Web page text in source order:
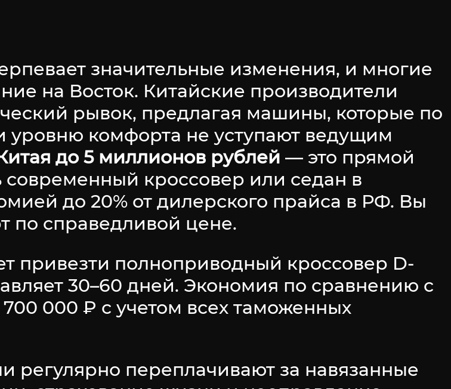
значительные изменения, и многие
на Восток. Китайские производители
рывок, предлагая машины, которые по
уровню комфорта не уступают ведущим
до 5 миллионов рублей — это прямой
современный кроссовер или седан в
до 20% от дилерского прайса в РФ. Вы
по справедливой цене.
привезти полноприводный кроссовер D-
30–60 дней. Экономия по сравнению с
000 ₽ с учетом всех таможенных
регулярно переплачивают за навязанные